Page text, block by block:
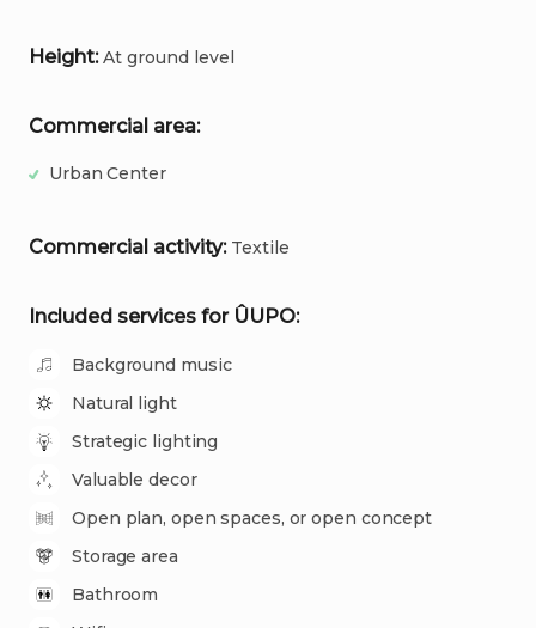
Height:At ground level
Commercial area:
Urban Center
Commercial activity: Textile
Included services for ÛUPO:
Background music
Natural light
Strategic lighting
Valuable decor
Open plan, open spaces, or open concept
Storage area
Bathroom